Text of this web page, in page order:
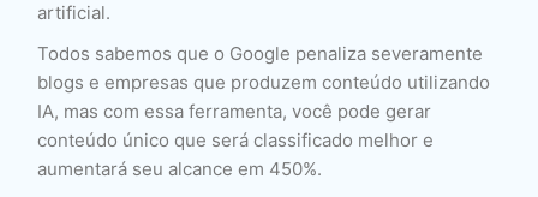
artificial.
Todos sabemos que o Google penaliza severamente
blogs e empresas que produzem conteúdo utilizando
IA, mas com essa ferramenta, você pode gerar
conteúdo único que será classificado melhor e
aumentará seu alcance em 450%.